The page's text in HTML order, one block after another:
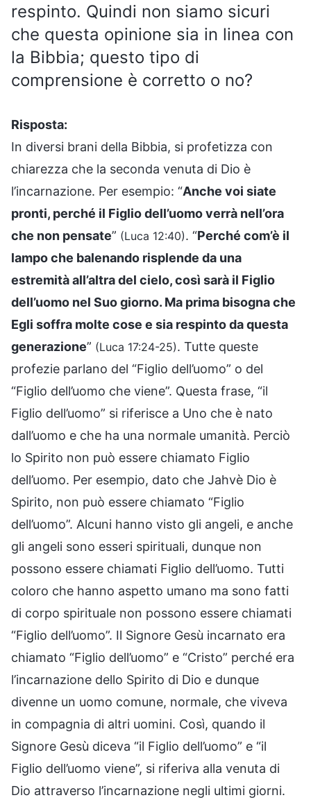
respinto. Quindi non siamo sicuri
che questa opinione sia in linea con
la Bibbia; questo tipo di
comprensione è corretto o no?
Risposta:
In diversi brani della Bibbia, si profetizza con
chiarezza che la seconda venuta di Dio è
l’incarnazione. Per esempio: “Anche voi siate
pronti, perché il Figlio dell’uomo verrà nell’ora
che non pensate” (Luca 12:40). “Perché com’è il
lampo che balenando risplende da una
estremità all’altra del cielo, così sarà il Figlio
dell’uomo nel Suo giorno. Ma prima bisogna che
Egli soffra molte cose e sia respinto da questa
generazione” (Luca 17:24-25). Tutte queste
profezie parlano del “Figlio dell’uomo” o del
“Figlio dell’uomo che viene”. Questa frase, “il
Figlio dell’uomo” si riferisce a Uno che è nato
dall’uomo e che ha una normale umanità. Perciò
lo Spirito non può essere chiamato Figlio
dell’uomo. Per esempio, dato che Jahvè Dio è
Spirito, non può essere chiamato “Figlio
dell’uomo”. Alcuni hanno visto gli angeli, e anche
gli angeli sono esseri spirituali, dunque non
possono essere chiamati Figlio dell’uomo. Tutti
coloro che hanno aspetto umano ma sono fatti
di corpo spirituale non possono essere chiamati
“Figlio dell’uomo”. Il Signore Gesù incarnato era
chiamato “Figlio dell’uomo” e “Cristo” perché era
l’incarnazione dello Spirito di Dio e dunque
divenne un uomo comune, normale, che viveva
in compagnia di altri uomini. Così, quando il
Signore Gesù diceva “il Figlio dell’uomo” e “il
Figlio dell’uomo viene”, si riferiva alla venuta di
Dio attraverso l’incarnazione negli ultimi giorni.